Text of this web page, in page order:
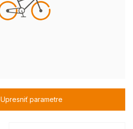
Upresniť parametre